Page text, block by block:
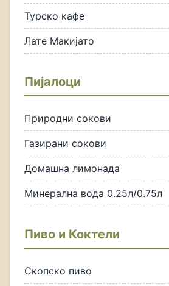
Турско кафе
Лате Макијато
Пијалоци
Природни сокови
Газирани сокови
Домашна лимонада
Минерална вода 0.25л/0.75л
Пиво и Коктели
Скопско пиво